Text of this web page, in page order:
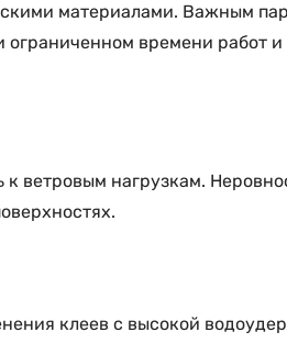
материалами. Важным
ограниченном времени работ
ветровым нагрузкам.
клеев с высокой